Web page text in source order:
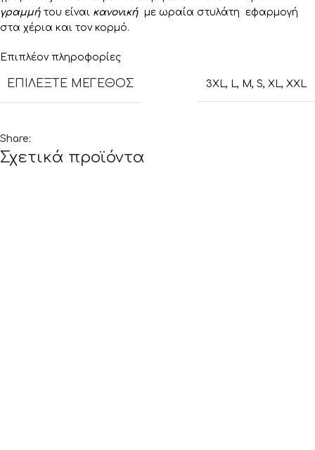
γραμμή του είναι κανονική με ωραία στυλάτη εφαρμογή
στα χέρια και τον κορμό.
Επιπλέον πληροφορίες
ΕΠΙΛΈΞΤΕ ΜΈΓΕΘΟΣ 3XL, L, M, S, XL, XXL
Share:
Σχετικά προϊόντα